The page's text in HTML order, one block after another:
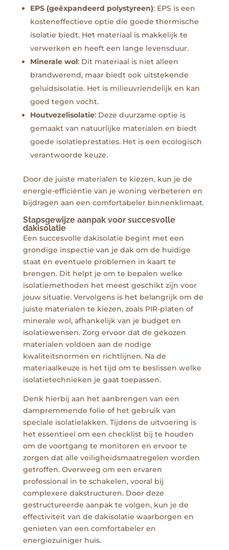
EPS (geëxpandeerd polystyreen): EPS is een
kosteneffectieve optie die goede thermische
isolatie biedt. Het materiaal is makkelijk te
verwerken en heeft een lange levensduur.
Minerale wol: Dit materiaal is niet alleen
brandwerend, maar biedt ook uitstekende
geluidsisolatie. Het is milieuvriendelijk en kan
goed tegen vocht.
Houtvezelisolatie: Deze duurzame optie is
gemaakt van natuurlijke materialen en biedt
goede isolatieprestaties. Het is een ecologisch
verantwoorde keuze.
Door de juiste materialen te kiezen, kun je de
energie-efficiëntie van je woning verbeteren en
bijdragen aan een comfortabeler binnenklimaat.
Stapsgewijze aanpak voor succesvolle
dakisolatie
Een succesvolle dakisolatie begint met een
grondige inspectie van je dak om de huidige
staat en eventuele problemen in kaart te
brengen. Dit helpt je om te bepalen welke
isolatiemethoden het meest geschikt zijn voor
jouw situatie. Vervolgens is het belangrijk om de
juiste materialen te kiezen, zoals PIR-platen of
minerale wol, afhankelijk van je budget en
isolatiewensen. Zorg ervoor dat de gekozen
materialen voldoen aan de nodige
kwaliteitsnormen en richtlijnen. Na de
materiaalkeuze is het tijd om te beslissen welke
isolatietechnieken je gaat toepassen.
Denk hierbij aan het aanbrengen van een
dampremmende folie of het gebruik van
speciale isolatielakken. Tijdens de uitvoering is
het essentieel om een checklist bij te houden
om de voortgang te monitoren en ervoor te
zorgen dat alle veiligheidsmaatregelen worden
getroffen. Overweeg om een ervaren
professional in te schakelen, vooral bij
complexere dakstructuren. Door deze
gestructureerde aanpak te volgen, kun je de
effectiviteit van de dakisolatie waarborgen en
genieten van een comfortabeler en
energiezuiniger huis.